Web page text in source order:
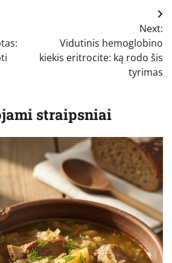
Next:
Vidutinis hemoglobino
kiekis eritrocite: ką rodo šis
tyrimas
straipsniai